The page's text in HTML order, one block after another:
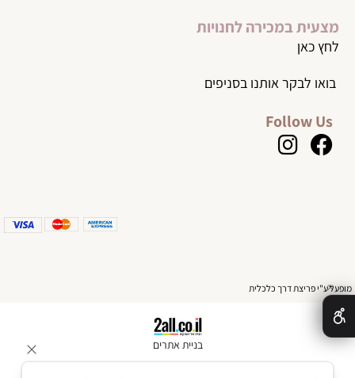
מצעית במכירה לחנויות
לחץ כאן
בואו לבקר אותנו בסניפים
Follow Us
מופעל ע"י פריצת דרך כלכלית
בניית אתרים
✕